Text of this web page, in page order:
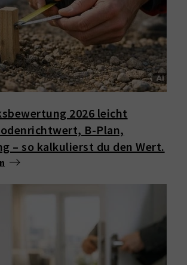
2026 leicht
B-Plan,
– so kalkulierst du den Wert.